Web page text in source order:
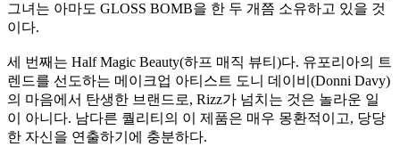
그녀는 아마도 GLOSS BOMB을 한 두 개쯤 소유하고 있을 것
이다.
세 번째는 Half Magic Beauty(하프 매직 뷰티 )다. 유포리아의 트
렌드를 선도하는 메이크업 아티스트 도니 데이비 (Donni Davy)
의 마음에서 탄생한 브랜드로, Rizz가 넘치는 것은 놀라운 일
이 아니다. 남다른 퀄리티의 이 제품은 매우 몽환적이고, 당당
한 자신을 연출하기에 충분하다.